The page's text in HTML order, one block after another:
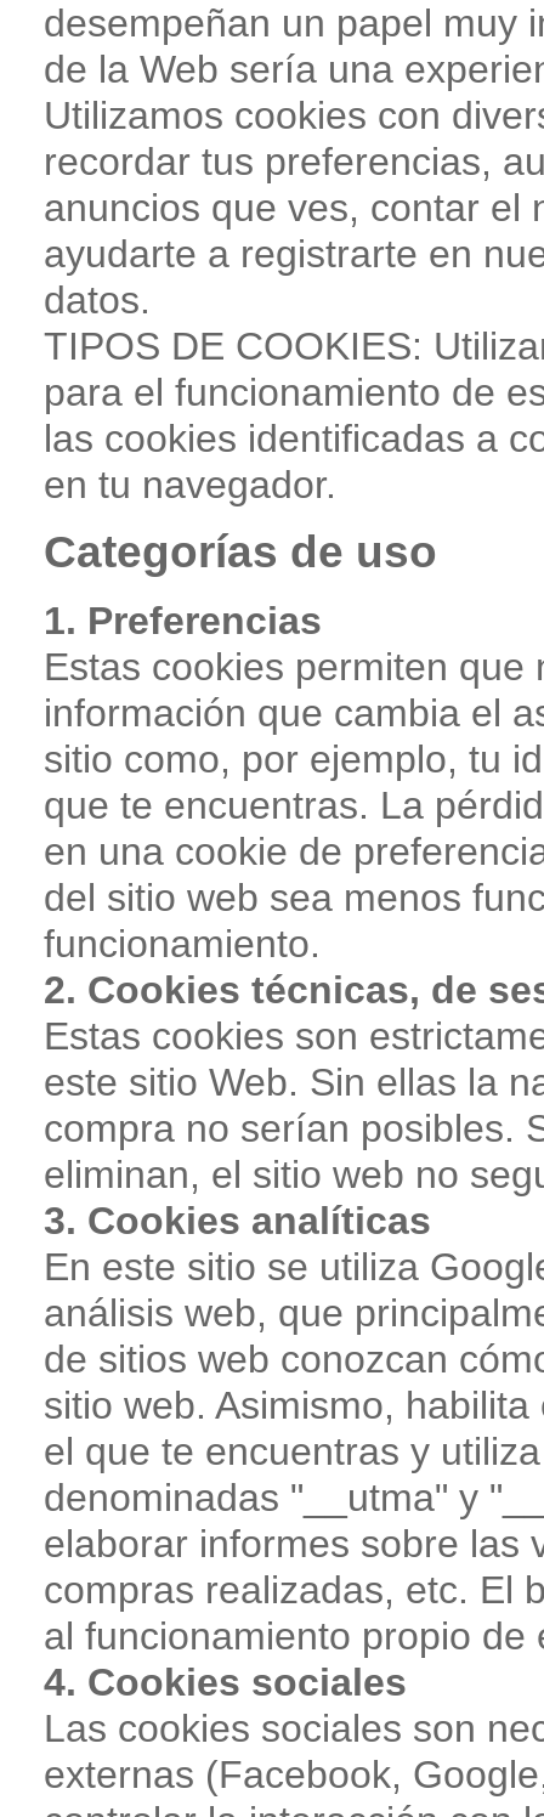
desempeñan un papel muy
de la Web serí­a una
Utilizamos cookies con
recordar tus preferencias,
anuncios que ves, contar el
ayudarte a registrarte en
datos.
TIPOS DE COOKIES:
para el funcionamiento de
las cookies identificadas a
en tu navegador.
Categorías de uso
1. Preferencias
Estas cookies permiten
información que cambia el
sitio como, por ejemplo, tu
que te encuentras. La
en una cookie de
del sitio web sea menos
funcionamiento.
2. Cookies técnicas, de
Estas cookies son
este sitio Web. Sin ellas la
compra no serían posibles.
eliminan, el sitio web no
3. Cookies analíticas
En este sitio se utiliza
análisis web, que
de sitios web conozcan
sitio web. Asimismo,
el que te encuentras y
denominadas "__utma" y
elaborar informes sobre las
compras realizadas, etc. El
al funcionamiento propio de
4. Cookies sociales
Las cookies sociales son
externas (Facebook,